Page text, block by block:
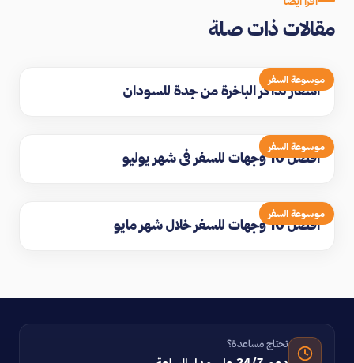
مقالات ذات صلة
موسوعة السفر
اسعار تذاكر الباخرة من جدة للسودان
موسوعة السفر
افضل 10 وجهات للسفر في شهر يوليو
موسوعة السفر
افضل 10 وجهات للسفر خلال شهر مايو
تحتاج مساعدة؟